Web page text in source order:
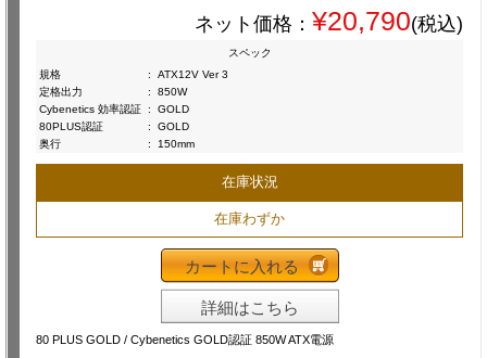
ネット価格： ¥20,790(税込)
スペック
規格
:
ATX12V Ver 3
定格出力
:
850W
Cybenetics 効率認証 :
GOLD
80PLUS認証
:
GOLD
奥行
: 150mm
在庫状況
在庫わずか
カートに入れる
詳細はこちら
80 PLUS GOLD / Cybenetics GOLD認証 850W ATX電源